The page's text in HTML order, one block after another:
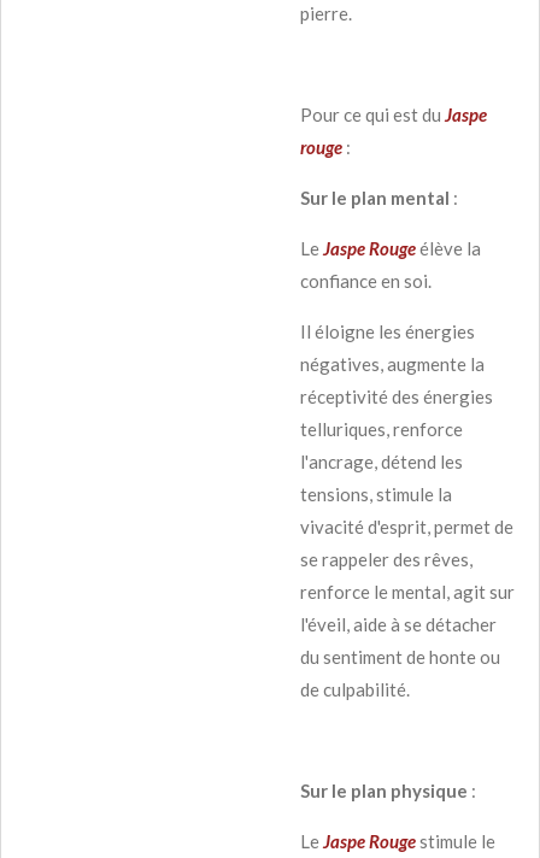
pierre.
Pour ce qui est du Jaspe
rouge :
Sur le plan mental :
LeJaspe Rougeélève la
confiance en soi.
Il éloigne les énergies
négatives, augmente la
réceptivité des énergies
telluriques, renforce
l'ancrage, détend les
tensions, stimule la
vivacité d'esprit, permet de
se rappeler des rêves,
renforce le mental, agit sur
l'éveil, aide à se détacher
du sentiment de honte ou
de culpabilité.
Sur le plan physique :
LeJaspe Rougestimule le